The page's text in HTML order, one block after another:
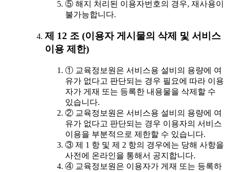
⑤ 해지 처리된 이용자번호의 경우, 재사용이
불가능합니다.
제 12 조 (이용자 게시물의 삭제 및 서비스
이용 제한)
① 교육정보원은 서비스용 설비의 용량에 여
유가 없다고 판단되는 경우 필요에 따라 이용
자가 게재 또는 등록한 내용물을 삭제할 수
있습니다.
② 교육정보원은 서비스용 설비의 용량에 여
유가 없다고 판단되는 경우 이용자의 서비스
이용을 부분적으로 제한할 수 있습니다.
③ 제 1 항 및 제 2 항의 경우에는 당해 사항을
사전에 온라인을 통해서 공지합니다.
④ 교육정보원은 이용자가 게재 또는 등록하